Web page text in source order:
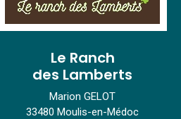
Le Ranch
des Lamberts
Marion GELOT
33480 Moulis-en-Médoc